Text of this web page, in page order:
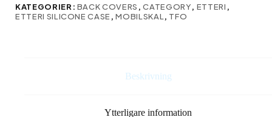
hallonfärg
KATEGORIER: BACK COVERS ,CATEGORY, ETTERI ,
ETTERI SILICONE CASE ,MOBILSKAL , TFO
Beskrivning
Ytterligare information